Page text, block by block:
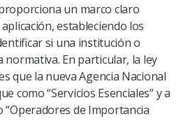
un marco claro
estableciendo los
si una institución o
normativa. En particular, la ley
que la nueva Agencia Nacional
como “Servicios Esenciales” y a
“Operadores de Importancia